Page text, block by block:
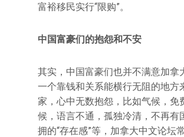
富裕移民实行“限购”。
中国富豪们的抱怨和不安
其实，中国富豪们也并不满意加拿
一个靠钱和关系能横行无阻的地方
家，心中无数抱怨，比如气候，免
候，语言不通，孤独冷清，不再有
拥的“存在感”等，加拿大中文论坛